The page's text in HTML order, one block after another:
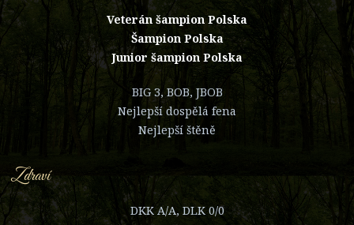
Veterán šampion Polska
Šampion Polska
Junior šampion Polska
BIG 3, BOB, JBOB
Nejlepší dospělá fena
Nejlepší štěně
Zdraví
DKK A/A, DLK 0/0